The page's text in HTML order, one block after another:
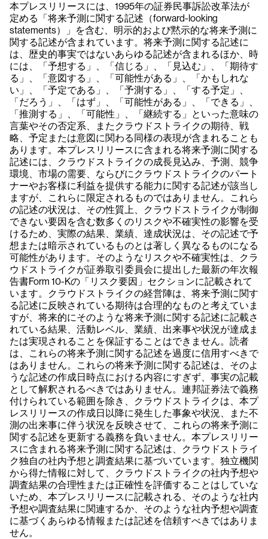
本プレスリリースには、1995年の証券民事訴訟改革法が
定める「将来予測に関する記述（forward-looking
statements）」を含む、明示的および黙示的な将来予測に
関する記述が含まれています。将来予測に関する記述に
は、歴史的事実ではないあらゆる記述が含まれるほか、時
には、「予想する」、「信じる」、「見込む」、「期待す
る」、「意図する」、「可能性がある」、「かもしれな
い」、「予定である」、「予測する」、「する予定」、
「だろう」、「はず」、「可能性がある」、「できる」、
「推測する」、「可能性」、「継続する」といった意味の
言葉やその否定系、またクラウドストライクの期待、戦
略、予定または意図に関わる同様の表現が含まれることも
あります。本プレスリリースに含まれる将来予測に関する
記述には、クラウドストライクの成長見込み、予測、競争
環境、市場の需要、ならびにクラウドストライクのパート
ナーやお客様に利益を提供する能力に関する記述が該当し
ますが、これらに限定されるものではありません。これら
の記述の状況は、その性質上、クラウドストライクが制御
できない要因を含む数多くのリスクや不確実性の影響を受
けるため、実際の結果、業績、達成状況は、その記述で予
想または暗示されているものとは著しく異なるものになる
可能性があります。そのようなリスクや不確実性は、クラ
ウドストライクが証券取引委員会に提出した最新の年次報
告書Form 10-Kの「リスク要因」セクションに記載されて
います。クラウドストライクの経営陣は、将来予測に関す
る記述に反映されている期待は合理的なものと考えていま
すが、将来的にそのような将来予測に関する記述に記載さ
れている結果、活動レベル、業績、出来事や状況が達成ま
たは実現されることを保証することはできません。読者
は、これらの将来予測に関する記述を過度に信用すべきで
はありません。これらの将来予測に関する記述は、そのよ
うな記述の作成日時点における内容にすぎず、事実の記載
として解釈されるべきではありません。連邦証券法で義務
付けられている範囲を除き、クラウドストライクは、本プ
レスリリースの作成日以降に発生した事象や状況、また不
測の出来事に伴う状況を反映させて、これらの将来予測に
関する記述を更新する義務を負いません。本プレスリリー
スに含まれる将来予測に関する記述は、クラウドストライ
ク独自の社内予想と調査結果に基づいています。独立機関
から得た情報に対して、クラウドストライクの社内予想や
調査結果の合理性または正確性を評価することはしていな
いため、本プレスリリースに記載される、そのような社内
予想や調査結果に関連するか、そのような社内予想や調査
に基づくあらゆる情報または記述を信頼すべきではありま
せん。